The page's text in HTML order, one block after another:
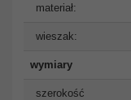
materiał:
wieszak:
wymiary
szerokość